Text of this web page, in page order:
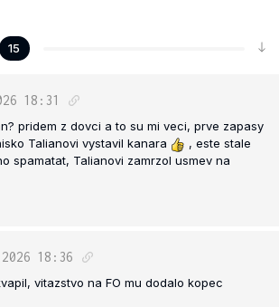
15
18:31
pridem z dovci a to su mi veci, prve zapasy
Talianovi vystavil kanara
, este stale
spamatat, Talianovi zamrzol usmev na
18:36
vitazstvo na FO mu dodalo kopec